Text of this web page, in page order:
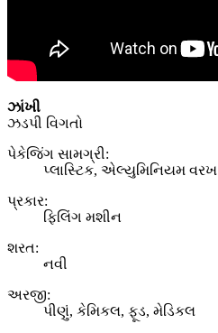
ઝાંખી
ઝડપી વિગતો
પેકેજિંગ સામગ્રી:
પ્લાસ્ટિક, એલ્યુમિનિયમ વરખ
પ્રકાર:
ફિલિંગ મશીન
શરત:
નવી
અરજી:
પીણું, કેમિકલ, ફૂડ, મેડિકલ